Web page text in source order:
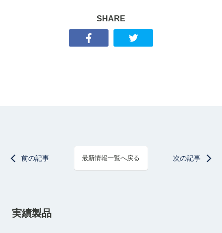
SHARE
前の記事 最新情報一覧へ戻る 次の記事
実績製品